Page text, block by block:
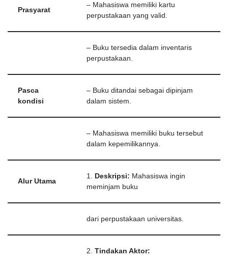
Prasyarat
– Mahasiswa memiliki kartu
perpustakaan yang valid.
– Buku tersedia dalam inventaris
perpustakaan.
Pasca
kondisi
– Buku ditandai sebagai dipinjam
dalam sistem.
– Mahasiswa memiliki buku tersebut
dalam kepemilikannya.
Alur Utama
1. Deskripsi: Mahasiswa ingin
meminjam buku
dari perpustakaan universitas.
2. Tindakan Aktor: